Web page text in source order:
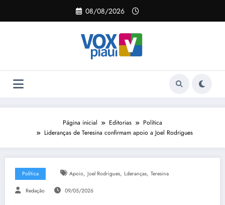
o
08/08/2026
Página inicial Editorias
Política
Lideranças de Teresina confirmam apoio a Joel Rodrigues
Política Apoio, Joel Rodrigues, Lderanças, Teresina
Redação 09/05/2026